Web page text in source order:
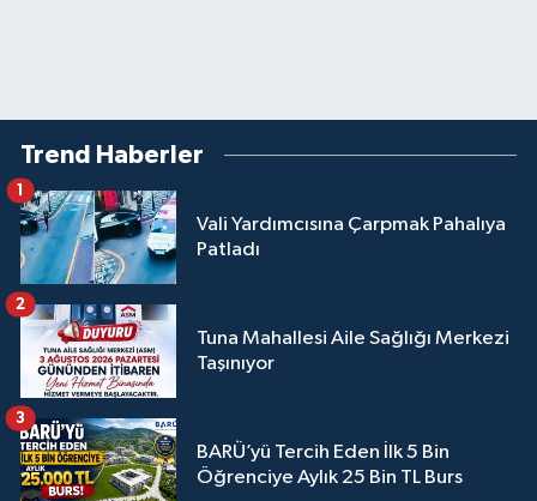
Trend Haberler
Vali Yardımcısına Çarpmak Pahalıya
Patladı
1
Tuna Mahallesi Aile Sağlığı Merkezi
Taşınıyor
2
BARÜ’yü Tercih Eden İlk 5 Bin
Öğrenciye Aylık 25 Bin TL Burs
3